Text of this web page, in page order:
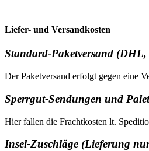
Liefer- und Versandkosten
Standard-Paketversand
Der Paketversand erfolgt gegen eine
Sperrgut-Sendungen und
Hier fallen die Frachtkosten lt.
Insel-Zuschläge (Lieferung